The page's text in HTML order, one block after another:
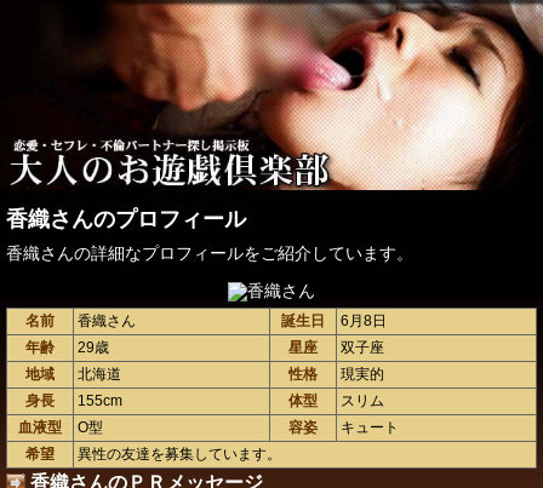
香織さんのプロフィール
香織さんの詳細なプロフィールをご紹介しています。
名前 香織さん 誕生日
6月8日
年齢
29歳 星座
双子座
地域
北海道 性格
現実的
身長
155cm 体型
スリム
血液型
O型 容姿
キュート
希望
異性の友達を募集しています。
香織さんのＰＲメッセージ